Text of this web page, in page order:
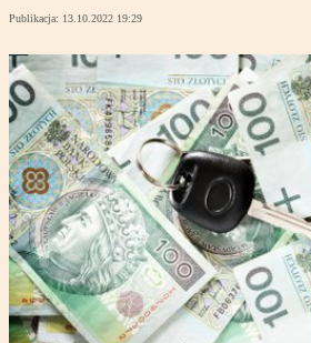
Publikacja: 13.10.2022 19:29